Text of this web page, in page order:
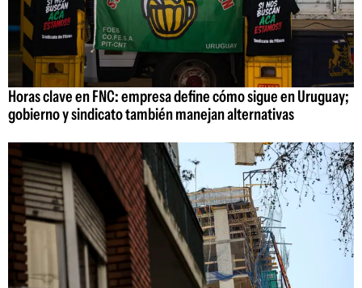
Horas clave en FNC: empresa define cómo sigue en Uruguay;
gobierno y sindicato también manejan alternativas